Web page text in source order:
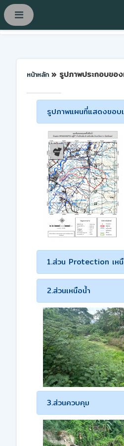
หน้าหลัก » รูปภาพประกอบขอ
รูปภาพแผนที่แสดงขอบ
1.ส่วน Protection เห
2.ส่วนเหนือน้ำ
3.ส่วนควบคุม